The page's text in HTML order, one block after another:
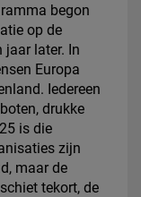
begon
op de
jaar later. In
Europa
Iedereen
drukke
is die
zijn
maar de
tekort, de